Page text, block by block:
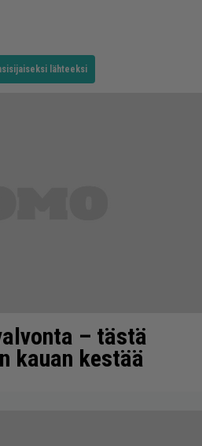
lähteeksi
– tästä
kauan kestää